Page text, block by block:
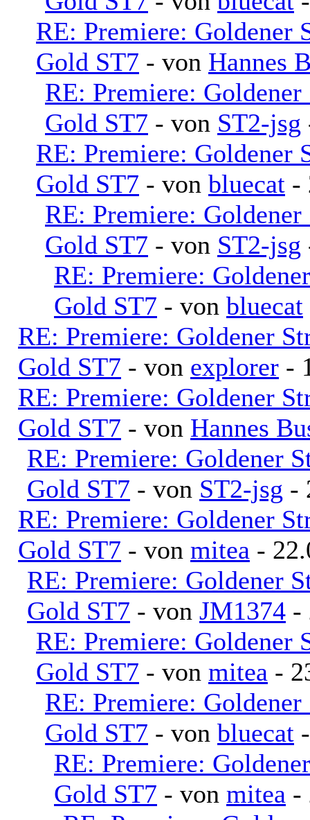
RE: Premiere: Goldener
Gold ST7 - von Hannes
RE: Premiere:
Gold ST7 - von ST2-jsg
RE: Premiere: Goldener
Gold ST7 - von bluecat -
RE: Premiere:
Gold ST7 - von ST2-jsg
RE: Premiere:
Gold ST7 - von bluecat
RE: Premiere: Goldener
Gold ST7 - von explorer -
RE: Premiere: Goldener
Gold ST7 - von Hannes
RE: Premiere: Goldener
Gold ST7 - von ST2-jsg -
RE: Premiere: Goldener
Gold ST7 - von mitea -
RE: Premiere: Goldener
Gold ST7 - von JM1374 -
RE: Premiere: Goldener
Gold ST7 - von mitea -
RE: Premiere:
Gold ST7 - von bluecat
RE: Premiere:
Gold ST7 - von mitea -